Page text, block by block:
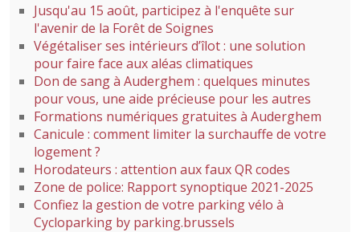
Jusqu'au 15 août, participez à l'enquête sur
l'avenir de la Forêt de Soignes
Végétaliser ses intérieurs d’îlot : une solution
pour faire face aux aléas climatiques
Don de sang à Auderghem : quelques minutes
pour vous, une aide précieuse pour les autres
Formations numériques gratuites à Auderghem
Canicule : comment limiter la surchauffe de votre
logement ?
Horodateurs : attention aux faux QR codes
Zone de police: Rapport synoptique 2021-2025
Confiez la gestion de votre parking vélo à
Cycloparking by parking.brussels